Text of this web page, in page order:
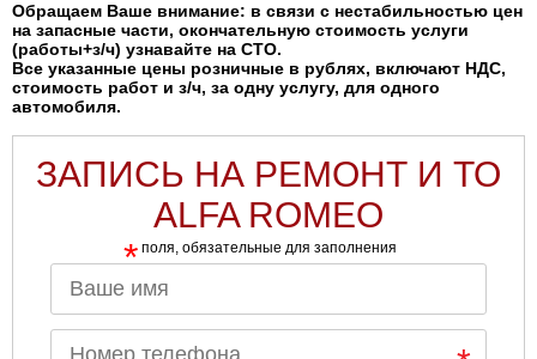
Обращаем Ваше внимание: в связи с нестабильностью цен
на запасные части, окончательную стоимость услуги
(работы+з/ч) узнавайте на СТО.
Все указанные цены розничные в рублях, включают НДС,
стоимость работ и з/ч, за одну услугу, для одного
автомобиля.
ЗАПИСЬ НА РЕМОНТ И ТО
ALFA ROMEO
* поля, обязательные для заполнения